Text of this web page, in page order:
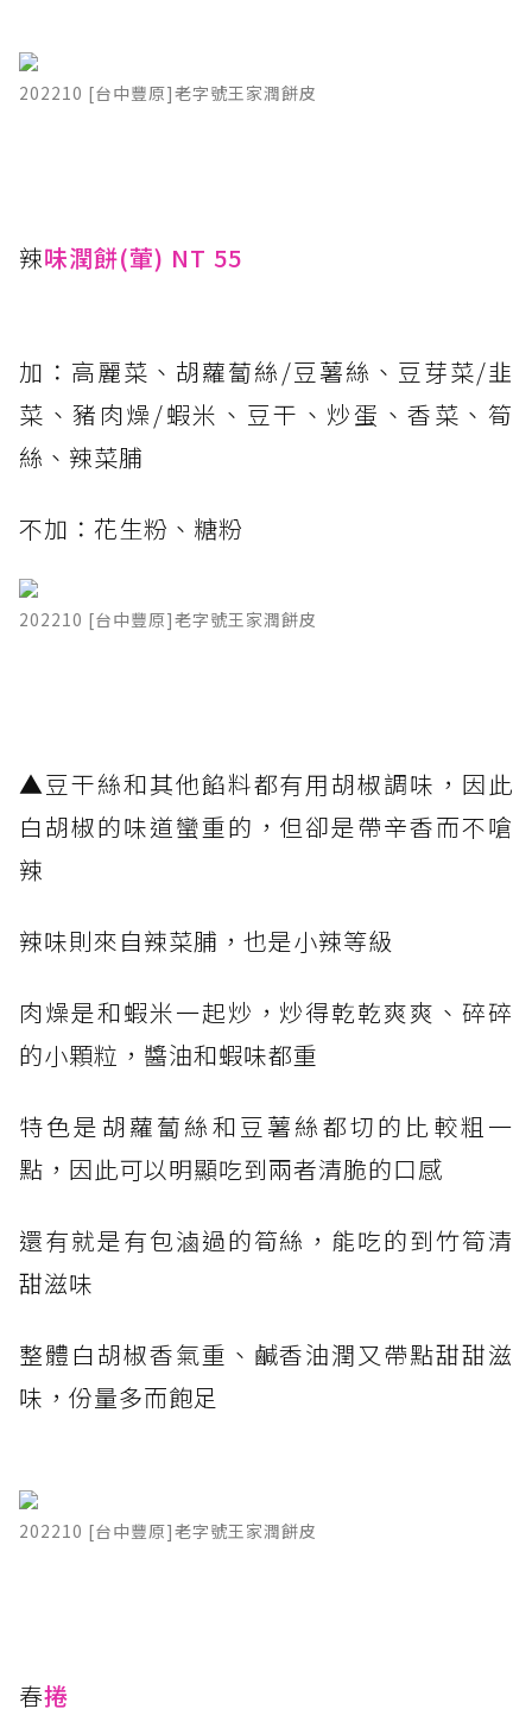
202210 [台中豐原]老字號王家潤餅皮
辣味潤餅(葷) NT 55
加：高麗菜、胡蘿蔔絲/豆薯絲、豆芽菜/韭
菜、豬肉燥/蝦米、豆干、炒蛋、香菜、筍
絲、辣菜脯
不加：花生粉、糖粉
202210 [台中豐原]老字號王家潤餅皮
▲豆干絲和其他餡料都有用胡椒調味，因此
白胡椒的味道蠻重的，但卻是帶辛香而不嗆
辣
辣味則來自辣菜脯，也是小辣等級
肉燥是和蝦米一起炒，炒得乾乾爽爽、碎碎
的小顆粒，醬油和蝦味都重
特色是胡蘿蔔絲和豆薯絲都切的比較粗一
點，因此可以明顯吃到兩者清脆的口感
還有就是有包滷過的筍絲，能吃的到竹筍清
甜滋味
整體白胡椒香氣重、鹹香油潤又帶點甜甜滋
味，份量多而飽足
202210 [台中豐原]老字號王家潤餅皮
春捲